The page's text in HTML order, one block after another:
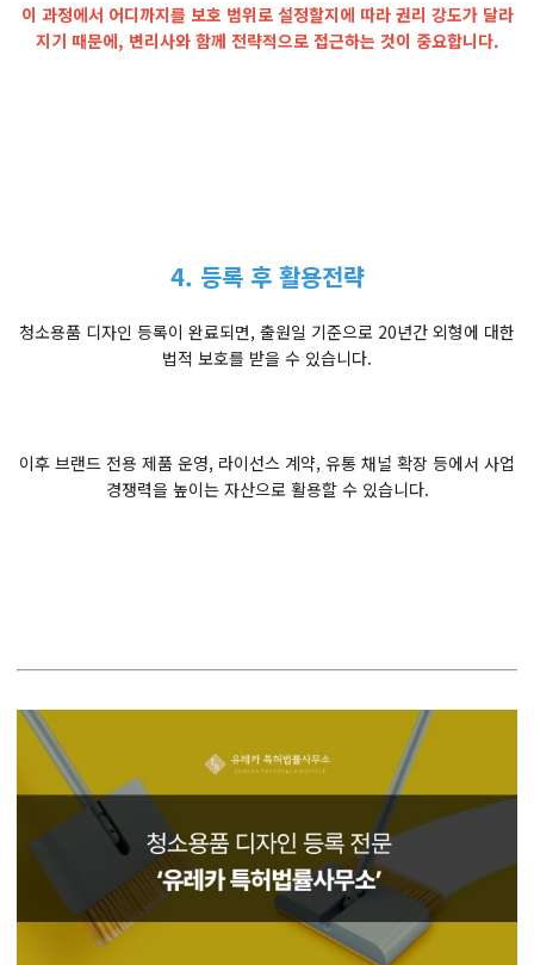
이 과정에서 어디까지를 보호 범위로 설정할지에 따라 권리 강도가 달라
지기 때문에, 변리사와 함께 전략적으로 접근하는 것이 중요합니다.
4. 등록 후 활용전략
청소용품 디자인 등록이 완료되면, 출원일 기준으로 20년간 외형에 대한
법적 보호를 받을 수 있습니다.
이후 브랜드 전용 제품 운영, 라이선스 계약, 유통 채널 확장 등에서 사업
경쟁력을 높이는 자산으로 활용할 수 있습니다.